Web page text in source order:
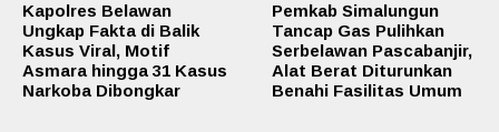
Kapolres Belawan
Ungkap Fakta di Balik
Kasus Viral, Motif
Asmara hingga 31 Kasus
Narkoba Dibongkar
Pemkab Simalungun
Tancap Gas Pulihkan
Serbelawan Pascabanjir,
Alat Berat Diturunkan
Benahi Fasilitas Umum